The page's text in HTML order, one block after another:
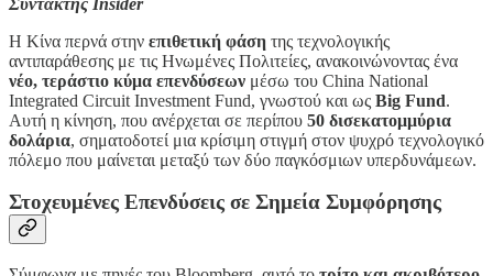
Η Κίνα περνά στην επιθετική φάση της τεχνολογικής
αντιπαράθεσης με τις Ηνωμένες Πολιτείες, ανακοινώνοντας ένα
νέο, τεράστιο κύμα επενδύσεων μέσω του China National
Integrated Circuit Investment Fund, γνωστού και ως Big Fund.
Αυτή η κίνηση, που ανέρχεται σε περίπου 50 δισεκατομμύρια
δολάρια, σηματοδοτεί μια κρίσιμη στιγμή στον ψυχρό τεχνολογικό
πόλεμο που μαίνεται μεταξύ των δύο παγκόσμιων υπερδυνάμεων.
Στοχευμένες Επενδύσεις σε Σημεία Συμφόρησης